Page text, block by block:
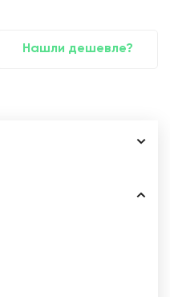
Нашли дешевле?